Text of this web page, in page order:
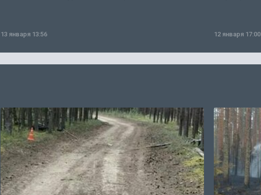
13 января 13:56 12 января 17:00